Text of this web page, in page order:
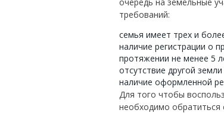
требований:
семья имеет трех и
наличие регистрации о
протяжении не менее 5
отсутствие другой
наличие оформленной
Для того чтобы
необходимо обратиться